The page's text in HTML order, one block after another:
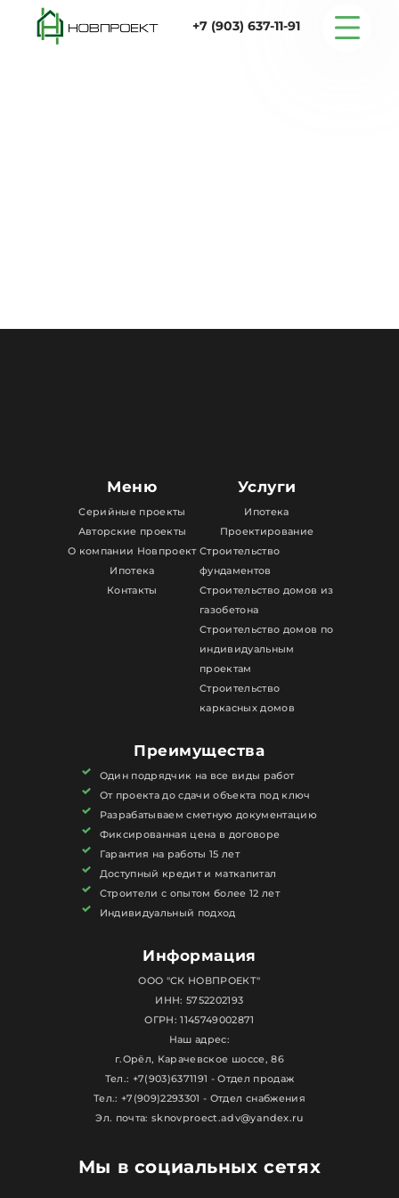
+7 (903) 637-11-91
Статьи
Мы в социальных сетях
Меню
Серийные проекты
Авторские проекты
О компании Новпроект
Ипотека
Контакты
Услуги
Ипотека
Проектирование
Строительство
фундаментов
Строительство домов из
газобетона
Строительство домов по
индивидуальным
проектам
Строительство
каркасных домов
Преимущества
Один подрядчик на все виды работ
От проекта до сдачи объекта под ключ
Разрабатываем сметную документацию
Фиксированная цена в договоре
Гарантия на работы 15 лет
Доступный кредит и маткапитал
Строители с опытом более 12 лет
Индивидуальный подход
Информация
ООО "СК НОВПРОЕКТ"
ИНН: 5752202193
ОГРН: 1145749002871
Наш адрес:
г.Орёл, Карачевское шоссе, 86
Тел.: +7(903)6371191 - Отдел продаж
Тел.: +7(909)2293301 - Отдел снабжения
Эл. почта: sknovproect.adv@yandex.ru